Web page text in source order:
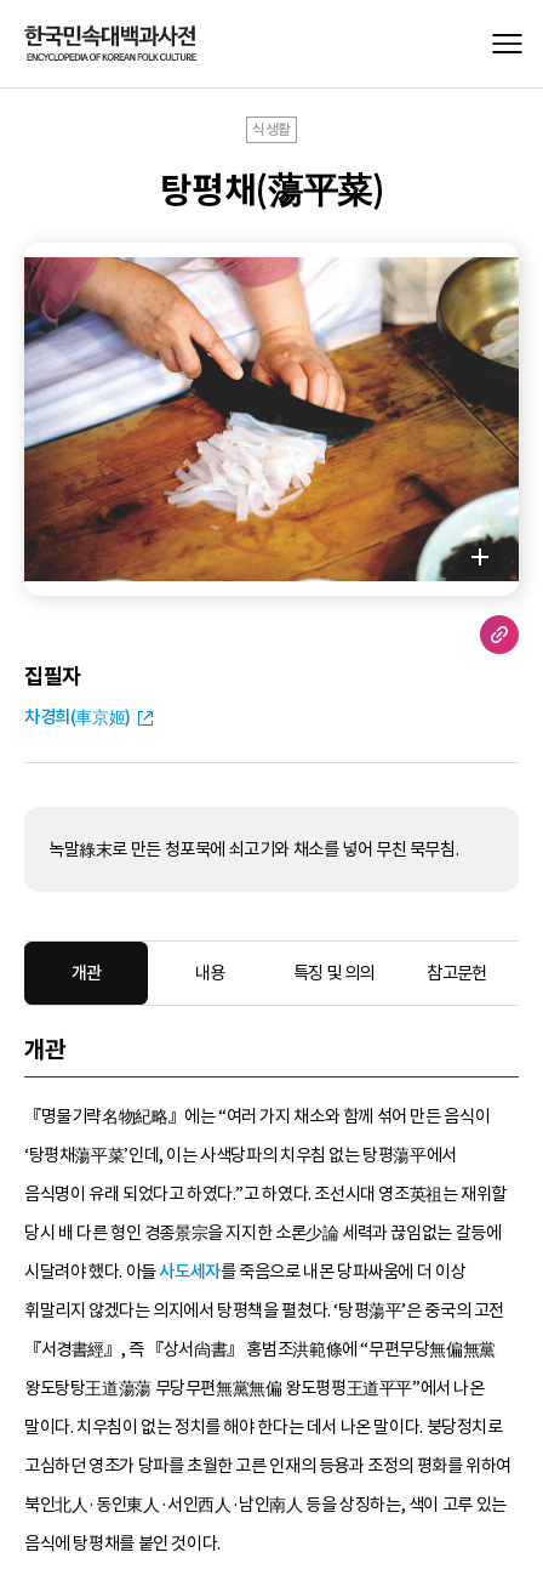
식생활
탕평채(蕩平菜)
집필자
차경희(車京姬)
녹말綠末로 만든 청포묵에 쇠고기와 채소를 넣어 무친 묵무침.
개관 내용 특징 및 의의 참고문헌
개관
『명물기략名物紀略』에는 “여러 가지 채소와 함께 섞어 만든 음식이
‘탕평채蕩平菜’인데, 이는 사색당파의 치우침 없는 탕평蕩平에서
음식명이 유래 되었다고 하였다.”고 하였다. 조선시대 영조英祖는 재위할
당시 배 다른 형인 경종景宗을 지지한 소론少論 세력과 끊임없는 갈등에
시달려야 했다. 아들사도세자를 죽음으로 내몬 당파싸움에 더 이상
휘말리지 않겠다는 의지에서 탕평책을 펼쳤다. ‘탕평蕩平’은 중국의 고전
『서경書經』, 즉 『상서尙書』 홍범조洪範條에 “무편무당無偏無黨
왕도탕탕王道蕩蕩 무당무편無黨無偏 왕도평평王道平平”에서 나온
말이다. 치우침이 없는 정치를 해야 한다는 데서 나온 말이다. 붕당정치로
고심하던 영조가 당파를 초월한 고른 인재의 등용과 조정의 평화를 위하여
북인北人·동인東人·서인西人·남인南人 등을 상징하는, 색이 고루 있는
음식에 탕평채를 붙인 것이다.